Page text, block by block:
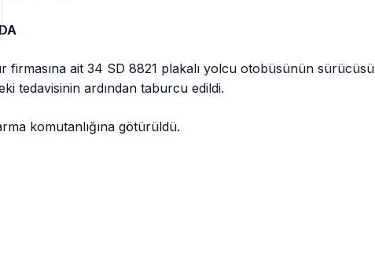
firmasına ait 34 SD 8821 plakalı yolcu otobüsünün sürücüsü
tedavisinin ardından taburcu edildi.
komutanlığına götürüldü.